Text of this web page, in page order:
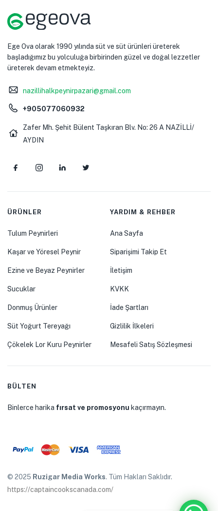
Ege Ova olarak 1990 yılında süt ve süt ürünleri üreterek
başladığımız bu yolculuğa birbirinden güzel ve doğal lezzetler
üreterek devam etmekteyiz.
nazillihalkpeynirpazari@gmail.com
+905077060932
Zafer Mh. Şehit Bülent Taşkıran Blv. No: 26 A NAZİLLİ/
AYDIN
ÜRÜNLER
Tulum Peynirleri
Kaşar ve Yöresel Peynir
Ezine ve Beyaz Peynirler
Sucuklar
Donmuş Ürünler
Süt Yoğurt Tereyağı
Çökelek Lor Kuru Peynirler
YARDIM & REHBER
Ana Sayfa
Siparişimi Takip Et
İletişim
KVKK
İade Şartları
Gizlilik İlkeleri
Mesafeli Satış Sözleşmesi
BÜLTEN
Binlerce harika fırsat ve promosyonu kaçırmayın.
© 2025 Ruzigar Media Works. Tüm Hakları Saklıdır.
https://captaincookscanada.com/